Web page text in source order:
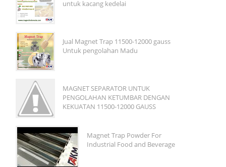
untuk kacang kedelai
Jual Magnet Trap 11500-12000 gauss
Untuk pengolahan Madu
MAGNET SEPARATOR UNTUK
PENGOLAHAN KETUMBAR DENGAN
KEKUATAN 11500-12000 GAUSS
Magnet Trap Powder For
Industrial Food and Beverage